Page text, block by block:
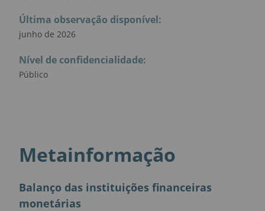
Última observação disponível:
junho de 2026
Nível de confidencialidade:
Público
Metainformação
Balanço das instituições financeiras
monetárias